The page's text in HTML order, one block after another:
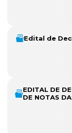
Edital de
EDITAL DE
DE NOTAS